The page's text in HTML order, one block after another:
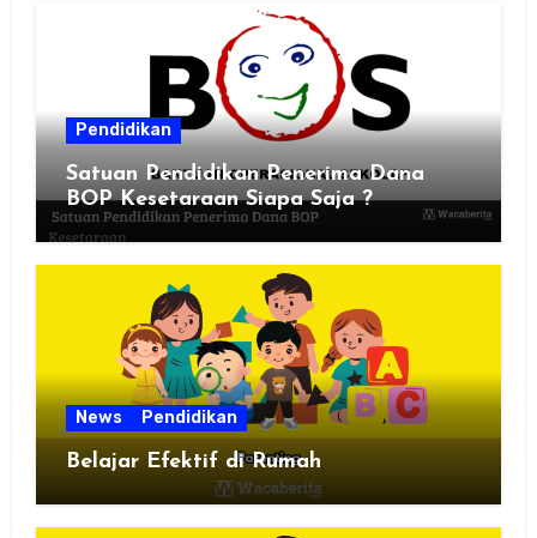
Pendidikan
Satuan Pendidikan Penerima Dana
BOP Kesetaraan Siapa Saja ?
News Pendidikan
Belajar Efektif di Rumah